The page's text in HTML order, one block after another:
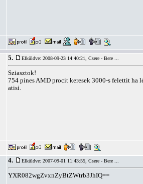
5. Elküldve: 2008-09-23 14:40:21, Csere - Bere ...
Sziasztok!
754 pines AMD procit keresek 3000-s felettit ha
atisi.
4. Elküldve: 2007-09-01 11:43:55, Csere - Bere ...
YXR082wgZvxnZyBtZWtrb3JhIQ==